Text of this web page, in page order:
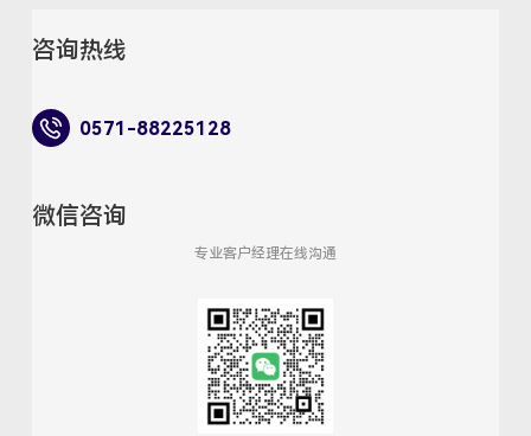
咨询热线
0571-88225128
微信咨询
专业客户经理在线沟通